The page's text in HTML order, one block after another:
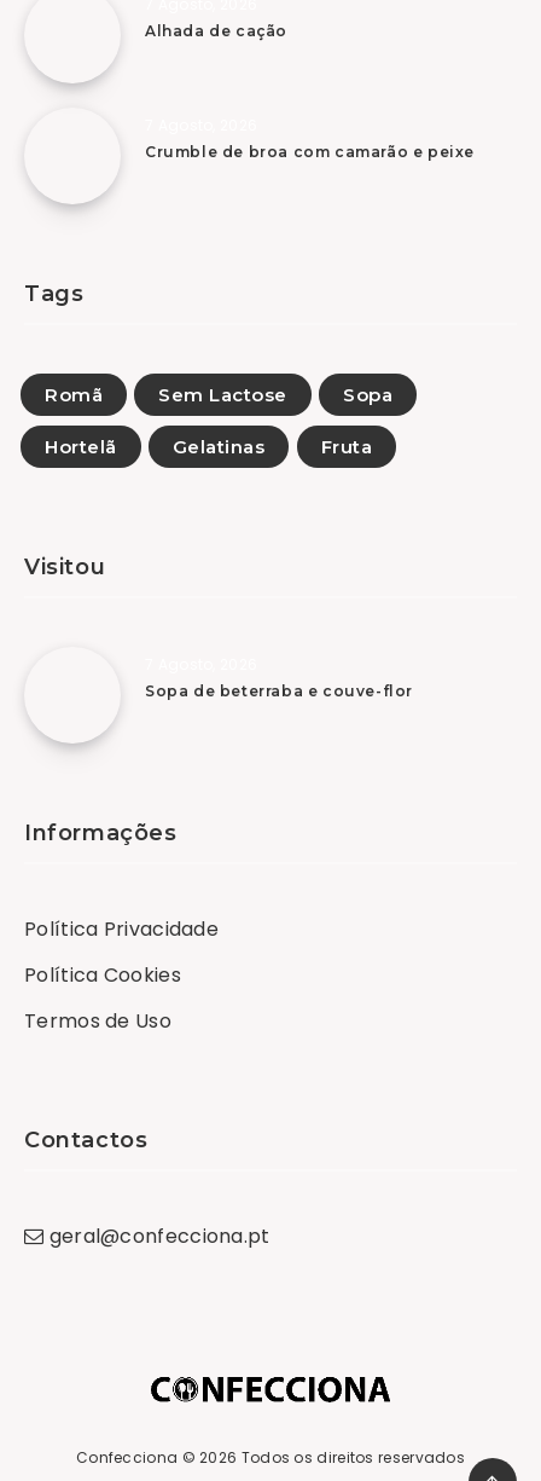
Alhada de cação
Crumble de broa com camarão e peixe
Tags
Romã Sem Lactose Sopa
Hortelã Gelatinas Fruta
Visitou
Sopa de beterraba e couve-flor
Informações
Política Privacidade
Política Cookies
Termos de Uso
Contactos
geral@confecciona.pt
Confecciona © 2026 Todos os direitos reservados